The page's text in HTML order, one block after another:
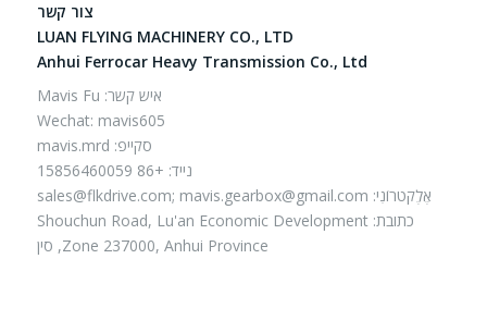
צור קשר
LUAN FLYING MACHINERY CO., LTD
Anhui Ferrocar Heavy Transmission Co., Ltd
איש קשר: Mavis Fu
Wechat: mavis605
סקייפ: mavis.mrd
נייד: +86 15856460059
אֶלֶקטרוֹנִי:
sales@flkdrive.com; mavis.gearbox@gmail.com
כתובת: Shouchun Road, Lu'an Economic Development
Zone 237000, Anhui Province, סין